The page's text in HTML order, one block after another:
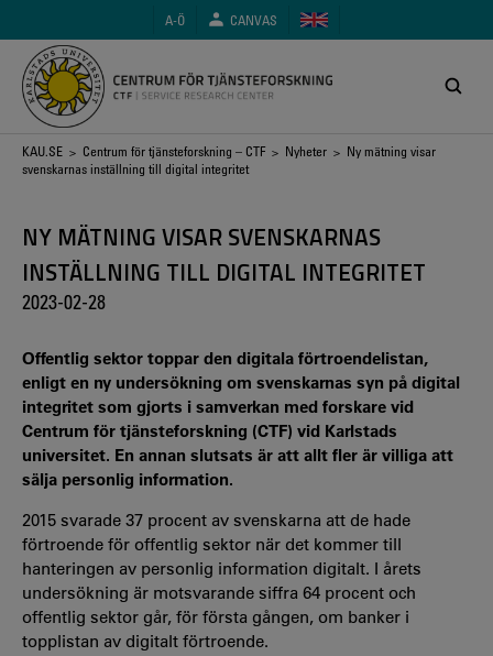
huvudinnehåll
A-Ö CANVAS
Länkstig
KAU.SE > Centrum för tjänsteforskning – CTF > Nyheter > Ny mätning visar
svenskarnas inställning till digital integritet
NY MÄTNING VISAR SVENSKARNAS
INSTÄLLNING TILL DIGITAL INTEGRITET
2023-02-28
Offentlig sektor toppar den digitala förtroendelistan,
enligt en ny undersökning om svenskarnas syn på digital
integritet som gjorts i samverkan med forskare vid
Centrum för tjänsteforskning (CTF) vid Karlstads
universitet. En annan slutsats är att allt fler är villiga att
sälja personlig information.
2015 svarade 37 procent av svenskarna att de hade
förtroende för offentlig sektor när det kommer till
hanteringen av personlig information digitalt. I årets
undersökning är motsvarande siffra 64 procent och
offentlig sektor går, för första gången, om banker i
topplistan av digitalt förtroende.